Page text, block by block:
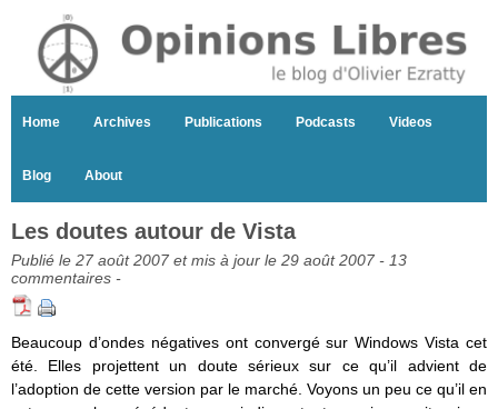
Home Archives Publications Podcasts Videos
Blog About
Les doutes autour de Vista
Publié le 27 août 2007 et mis à jour le 29 août 2007 - 13
commentaires -
Beaucoup d’ondes négatives ont convergé sur Windows Vista cet
été. Elles projettent un doute sérieux sur ce qu’il advient de
l’adoption de cette version par le marché. Voyons un peu ce qu’il en